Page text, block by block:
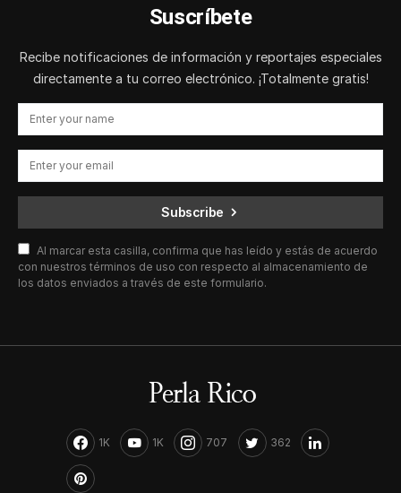
Suscríbete
Recibe notificaciones de información y reportajes especiales
directamente a tu correo electrónico. ¡Totalmente gratis!
Subscribe
Al marcar esta casilla, confirma que has leído y estás de acuerdo
con nuestros términos de uso con respecto al almacenamiento de
los datos enviados a través de este formulario.
1K 1K 707 362